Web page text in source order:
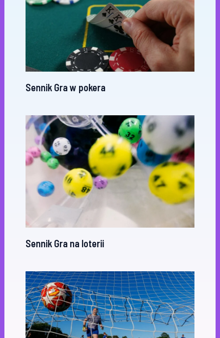
Sennik Gra w pokera
Sennik Gra na loterii